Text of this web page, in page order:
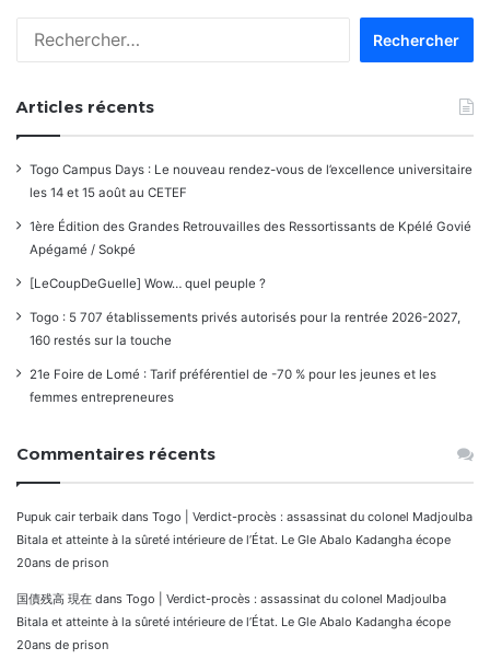
Articles récents
Togo Campus Days : Le nouveau rendez-vous de l’excellence universitaire
les 14 et 15 août au CETEF
1ère Édition des Grandes Retrouvailles des Ressortissants de Kpélé Govié
Apégamé / Sokpé
[LeCoupDeGuelle] Wow… quel peuple ?
Togo : 5 707 établissements privés autorisés pour la rentrée 2026-2027,
160 restés sur la touche
21e Foire de Lomé : Tarif préférentiel de -70 % pour les jeunes et les
femmes entrepreneures
Commentaires récents
Pupuk cair terbaik dans Togo | Verdict-procès : assassinat du colonel Madjoulba
Bitala et atteinte à la sûreté intérieure de l’État. Le Gle Abalo Kadangha écope
20ans de prison
国債残高 現在 dans Togo | Verdict-procès : assassinat du colonel Madjoulba
Bitala et atteinte à la sûreté intérieure de l’État. Le Gle Abalo Kadangha écope
20ans de prison